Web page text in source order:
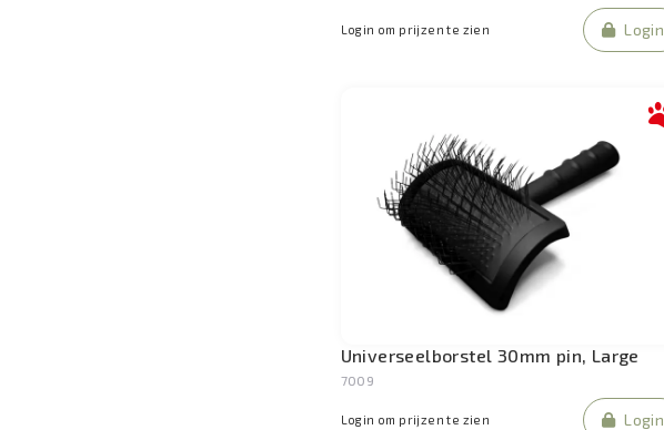
Login om prijzen te zien Login
Universeelborstel 30mm pin, Large
7009
Login om prijzen te zien Login